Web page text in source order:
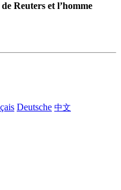
Reuters et l’homme
Deutsche 中文